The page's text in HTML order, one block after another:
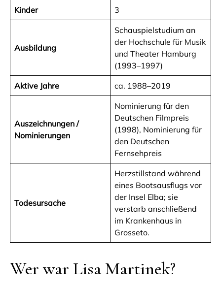
Kinder 3
Ausbildung
Schauspielstudium an
der Hochschule für Musik
und Theater Hamburg
(1993–1997)
Aktive Jahre ca. 1988–2019
Auszeichnungen /
Nominierungen
Nominierung für den
Deutschen Filmpreis
(1998), Nominierung für
den Deutschen
Fernsehpreis
Todesursache
Herzstillstand während
eines Bootsausflugs vor
der Insel Elba; sie
verstarb anschließend
im Krankenhaus in
Grosseto.
Wer war Lisa Martinek?